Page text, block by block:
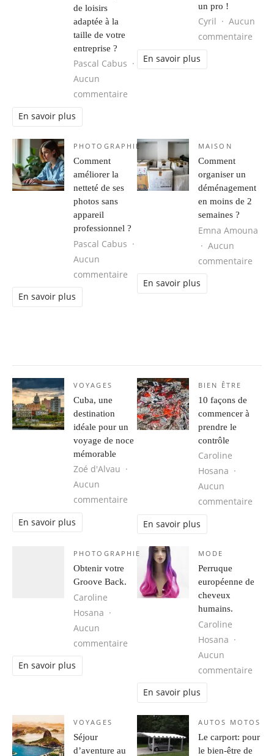
de loisirs
adaptée à la
taille de votre
entreprise ?
Pascal Cabus
Aucun
commentaire
En savoir plus
un pro !
Cyril
Aucun
commentaire
En savoir plus
PHOTOGRAPHIE
Comment
améliorer la
netteté de ses
photos sans
appareil
professionnel ?
Pascal Cabus
Aucun
commentaire
En savoir plus
MAISON
Comment
organiser un
déménagement
en moins de 2
semaines ?
Emna Amouna
Aucun
commentaire
En savoir plus
VOYAGES
Cuba, une
destination
idéale pour un
voyage de noce
mémorable
Zoé d'Alvau
Aucun
commentaire sur Cuba, une destination idéale
En savoir plus
BIEN ÊTRE
10 façons de
commencer à
prendre le
contrôle
Caroline
Hosana
Aucun
commentaire
En savoir plus
PHOTOGRAPHIE
Obtenir votre
Groove Back.
Caroline
Hosana
Aucun
commentaire sur Obtenir votre Groove Back.
En savoir plus
MODE
Perruque
européenne de
cheveux
humains.
Caroline
Hosana
Aucun
commentaire
En savoir plus
VOYAGES
Séjour
d’aventure au
AUTOS MOTOS
Le carport: pour
le bien-être de